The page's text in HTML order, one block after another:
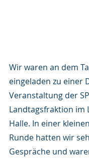
Wir waren an dem
eingeladen zu einer
Veranstaltung der
Landtagsfraktion im
Halle. In einer
Runde hatten wir
Gespräche und